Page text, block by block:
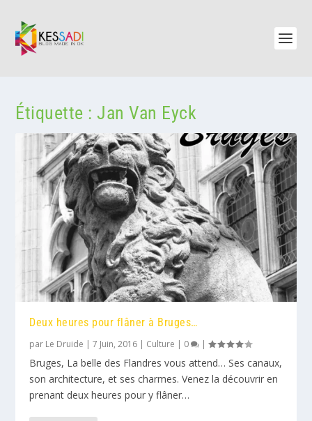
Étiquette :Jan Van Eyck
Deux heures pour flâner à Bruges…
par Le Druide |7 Juin, 2016 | Culture | 0 |
Bruges, La belle des Flandres vous attend… Ses canaux,
son architecture, et ses charmes. Venez la découvrir en
prenant deux heures pour y flâner…